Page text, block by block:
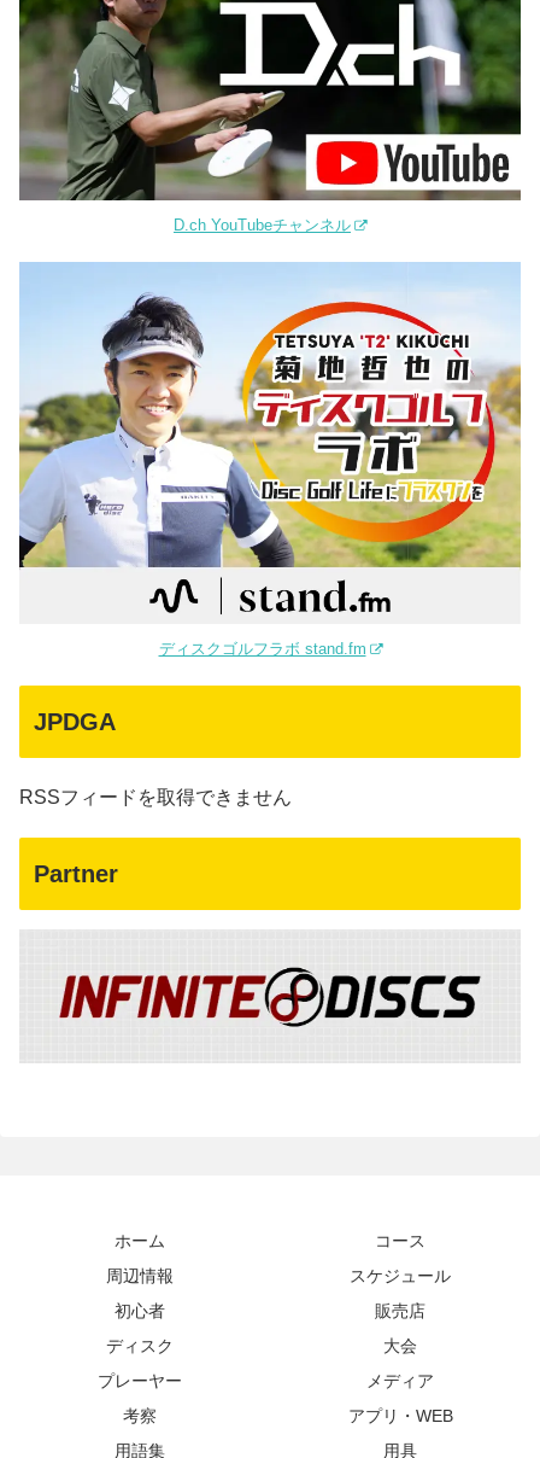
D.ch YouTubeチャンネル
ディスクゴルフラボ stand.fm
JPDGA
RSSフィードを取得できません
Partner
ホーム
コース
周辺情報
スケジュール
初心者
販売店
ディスク
大会
プレーヤー
メディア
考察
アプリ・WEB
用語集
用具